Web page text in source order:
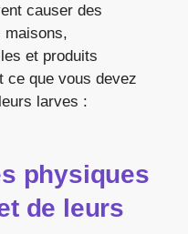
causer des
maisons,
et produits
ce que vous devez
larves :
physiques
de leurs